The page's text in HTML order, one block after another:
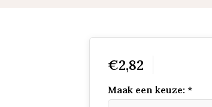
€2,82
Maak een keuze: *